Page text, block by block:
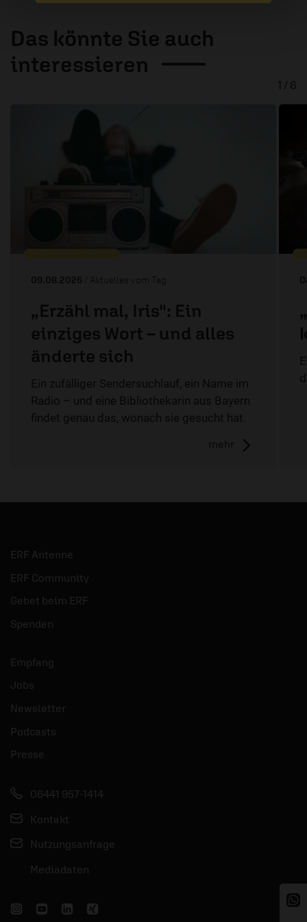
Das könnte Sie auch
interessieren
09.08.2026 / Aktuelles vom Tag
„Erzähl mal, Iris": Ein
einziges Wort – und alles
änderte sich
Ein zufälliger Sendersuchlauf, ein Name im
Radio – und eine Bibliothekarin aus Bayern
findet genau das, wonach sie gesucht hat.
mehr
1 / 6
ERF Antenne
ERF Community
Gebet beim ERF
Spenden
Empfang
Jobs
Newsletter
Podcasts
Presse
06441 957-1414
Kontakt
Nutzungsanfrage
Mediadaten